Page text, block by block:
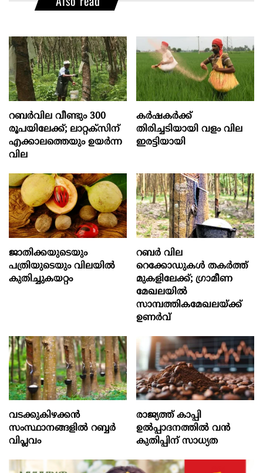
റബർവില വീണ്ടും 300
രൂപയിലേക്ക്; ലാറ്റക്സിന്
എക്കാലത്തെയും ഉയർന്ന
വില
കർഷകർക്ക്
തിരിച്ചടിയായി വളം വില
ഇരട്ടിയായി
ജാതിക്കയുടെയും
പത്രിയുടെയും വിലയില്‍
കുതിച്ചുകയറ്റം
റബര്‍ വില
റെക്കോഡുകള്‍ തകര്‍ത്ത്
മുകളിലേക്ക്; ഗ്രാമീണ
മേഖലയില്‍
സാമ്പത്തികമേഖലയ്ക്ക്
ഉണര്‍വ്
വടക്കുകിഴക്കൻ
സംസ്ഥാനങ്ങളില്‍ റബ്ബര്‍
വിപ്ലവം
രാജ്യത്ത് കാപ്പി
ഉല്‍പ്പാദനത്തില്‍ വന്‍
കുതിപ്പിന് സാധ്യത